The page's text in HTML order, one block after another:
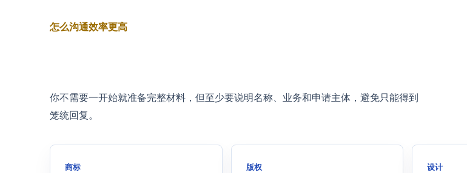
怎么沟通效率更高
你不需要一开始就准备完整材料，但至少要说明名称、业务和申请主体，避免只能得到
笼统回复。
商标 版权 设计